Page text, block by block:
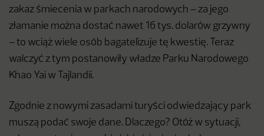
zakaz śmiecenia w parkach narodowych – za jego
złamanie można dostać nawet 16 tys. dolarów grzywny
– to wciąż wiele osób bagatelizuje tę kwestię. Teraz
walczyć z tym postanowiły władze Parku Narodowego
Khao Yai w Tajlandii.
Zgodnie z nowymi zasadami turyści odwiedzający park
muszą podać swoje dane. Dlaczego? Otóż w sytuacji,